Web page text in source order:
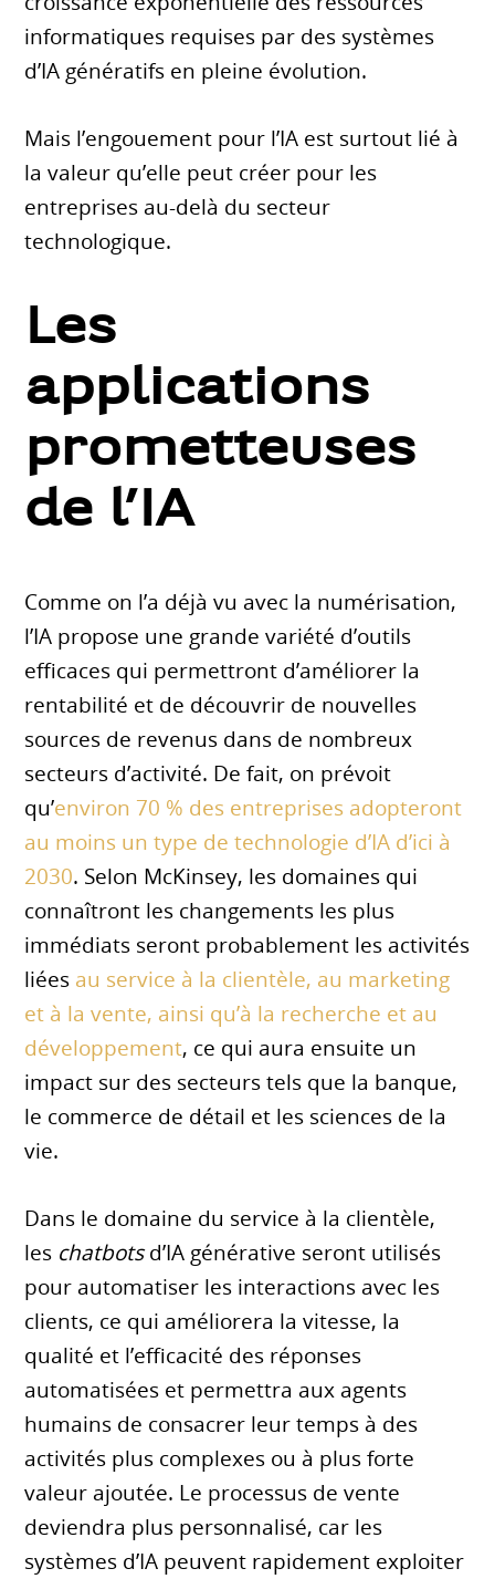
informatiques requises par des systèmes
d’IA génératifs en pleine évolution.
Mais l’engouement pour l’IA est surtout lié à
la valeur qu’elle peut créer pour les
entreprises au-delà du secteur
technologique.
Les
applications
prometteuses
de l’IA
Comme on l’a déjà vu avec la numérisation,
l’IA propose une grande variété d’outils
efficaces qui permettront d’améliorer la
rentabilité et de découvrir de nouvelles
sources de revenus dans de nombreux
secteurs d’activité. De fait, on prévoit
qu’environ 70 % des entreprises adopteront
au moins un type de technologie d’IA d’ici à
2030. Selon McKinsey, les domaines qui
connaîtront les changements les plus
immédiats seront probablement les activités
liées au service à la clientèle, au marketing
et à la vente, ainsi qu’à la recherche et au
développement, ce qui aura ensuite un
impact sur des secteurs tels que la banque,
le commerce de détail et les sciences de la
vie.
Dans le domaine du service à la clientèle,
les chatbotsd’IA générative seront utilisés
pour automatiser les interactions avec les
clients, ce qui améliorera la vitesse, la
qualité et l’efficacité des réponses
automatisées et permettra aux agents
humains de consacrer leur temps à des
activités plus complexes ou à plus forte
valeur ajoutée. Le processus de vente
deviendra plus personnalisé, car les
systèmes d’IA peuvent rapidement exploiter